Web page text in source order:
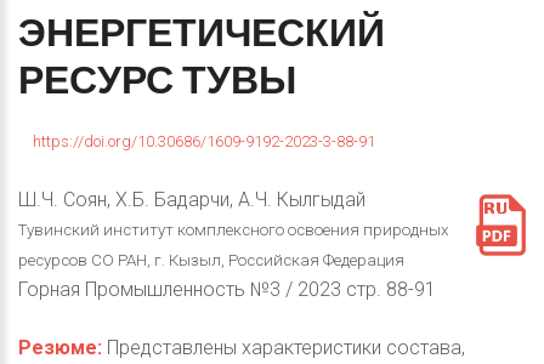
ЭНЕРГЕТИЧЕСКИЙ
РЕСУРСТУВЫ
https://doi.org/10.30686/1609-9192-2023-3-88-91
Ш.Ч. Соян, Х.Б. Бадарчи, А.Ч. Кылгыдай
Тувинский институт комплексного освоения природных
ресурсов СО РАН, г. Кызыл, Российская Федерация
Горная Промышленность №3 / 2023 стр. 88-91
Резюме: Представлены характеристики состава,